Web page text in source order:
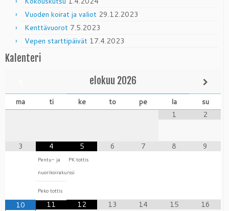
Vuoden koirat ja valiot 29.12.2023
Kenttävuorot 7.5.2023
Vepen starttipäivät 17.4.2023
Kalenteri
elokuu 2026
ma ti ke to pe la
su
1
2
3 4
Pentu- ja
nuorikoirakurssi
Peko tottis
5
PK tottis
6 7 8 9
10 11 12 13 14 15 16